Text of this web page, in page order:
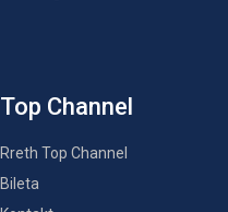
Top Channel
Rreth Top Channel
Bileta